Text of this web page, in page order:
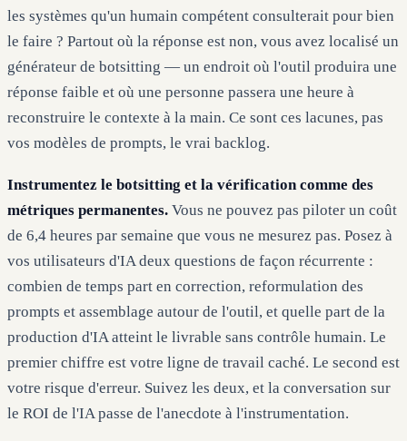
les systèmes qu'un humain compétent consulterait pour bien
le faire ? Partout où la réponse est non, vous avez localisé un
générateur de botsitting — un endroit où l'outil produira une
réponse faible et où une personne passera une heure à
reconstruire le contexte à la main. Ce sont ces lacunes, pas
vos modèles de prompts, le vrai backlog.
Instrumentez le botsitting et la vérification comme des
métriques permanentes. Vous ne pouvez pas piloter un coût
de 6,4 heures par semaine que vous ne mesurez pas. Posez à
vos utilisateurs d'IA deux questions de façon récurrente :
combien de temps part en correction, reformulation des
prompts et assemblage autour de l'outil, et quelle part de la
production d'IA atteint le livrable sans contrôle humain. Le
premier chiffre est votre ligne de travail caché. Le second est
votre risque d'erreur. Suivez les deux, et la conversation sur
le ROI de l'IA passe de l'anecdote à l'instrumentation.